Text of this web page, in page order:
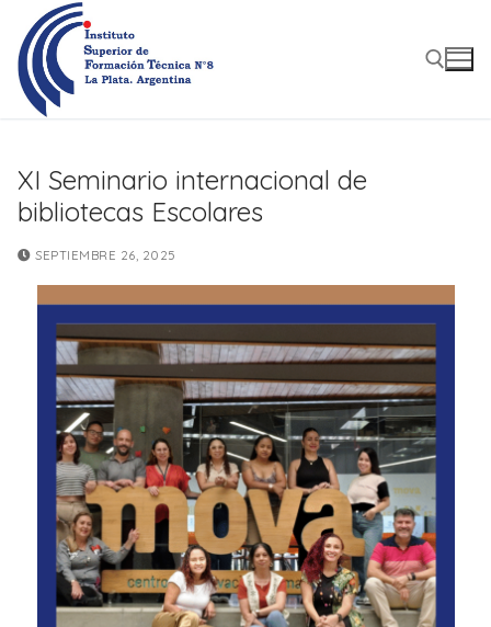
contenido
XI Seminario internacional de
bibliotecas Escolares
SEPTIEMBRE 26, 2025